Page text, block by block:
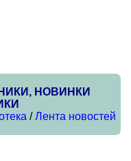
НОВИНКИ
/Лента новостей